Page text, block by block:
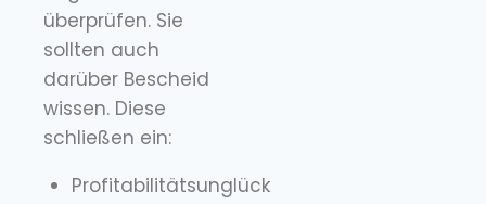
überprüfen. Sie
sollten auch
darüber Bescheid
wissen. Diese
schließen ein:
Profitabilitätsunglück